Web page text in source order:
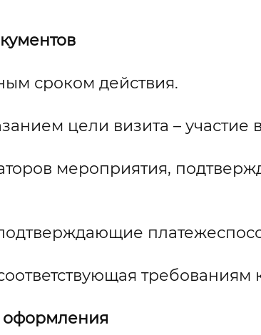
сроком действия.
цели визита –
мероприятия,
требованиям
оформления